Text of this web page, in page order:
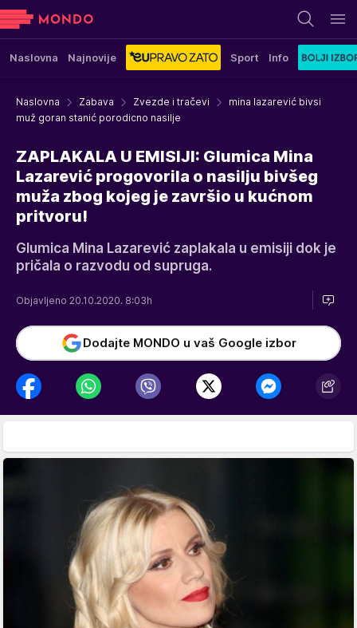
Naslovna Najnovije Sport Info
Naslovna Zabava Zvezde i tračevi
mina lazarević bivsi
muž goran stanić porodicno nasilje
ZAPLAKALA U EMISIJI: Glumica Mina
Lazarević progovorila o nasilju bivšeg
muža zbog kojeg je završio u kućnom
pritvoru!
Glumica Mina Lazarević zaplakala u emisiji dok je
pričala o razvodu od supruga.
Objavljeno 20.10.2020. 8:03h
Dodajte MONDO u vaš Google izbor